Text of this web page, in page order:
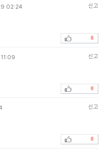
02:24 신고
0
신고
0
신고
0